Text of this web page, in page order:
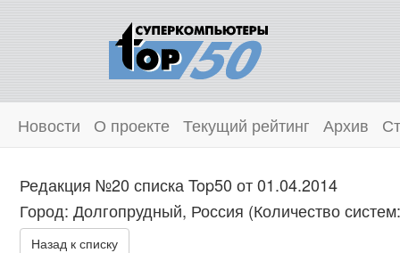
Новости О проекте Текущий рейтинг Архив
Редакция №20 списка Top50 от 01.04.2014
Город: Долгопрудный, Россия (Количество
Назад к списку